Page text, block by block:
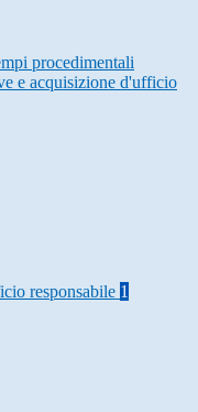
procedimentali
e acquisizione d'ufficio
responsabile 1